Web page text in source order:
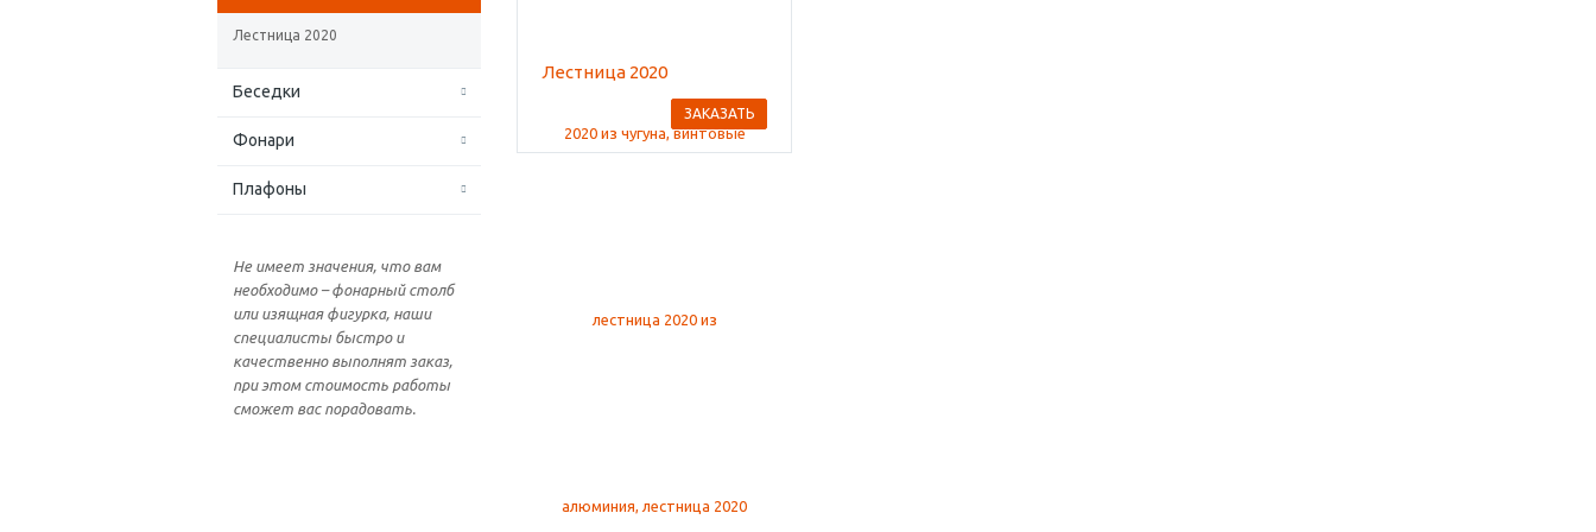
Лестница 2020
Беседки
Фонари
Плафоны
Не имеет значения, что вам
необходимо – фонарный столб
или изящная фигурка, наши
специалисты быстро и
качественно выполнят заказ,
при этом стоимость работы
сможет вас порадовать.
Лестница 2020
ЗАКАЗАТЬ